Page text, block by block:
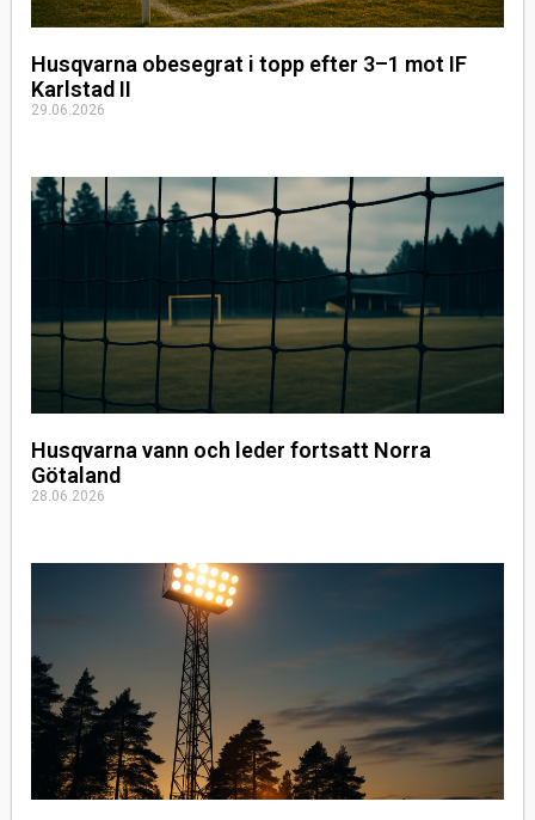
Husqvarna obesegrat i topp efter 3–1 mot IF
Karlstad II
29.06.2026
Husqvarna vann och leder fortsatt Norra
Götaland
28.06.2026